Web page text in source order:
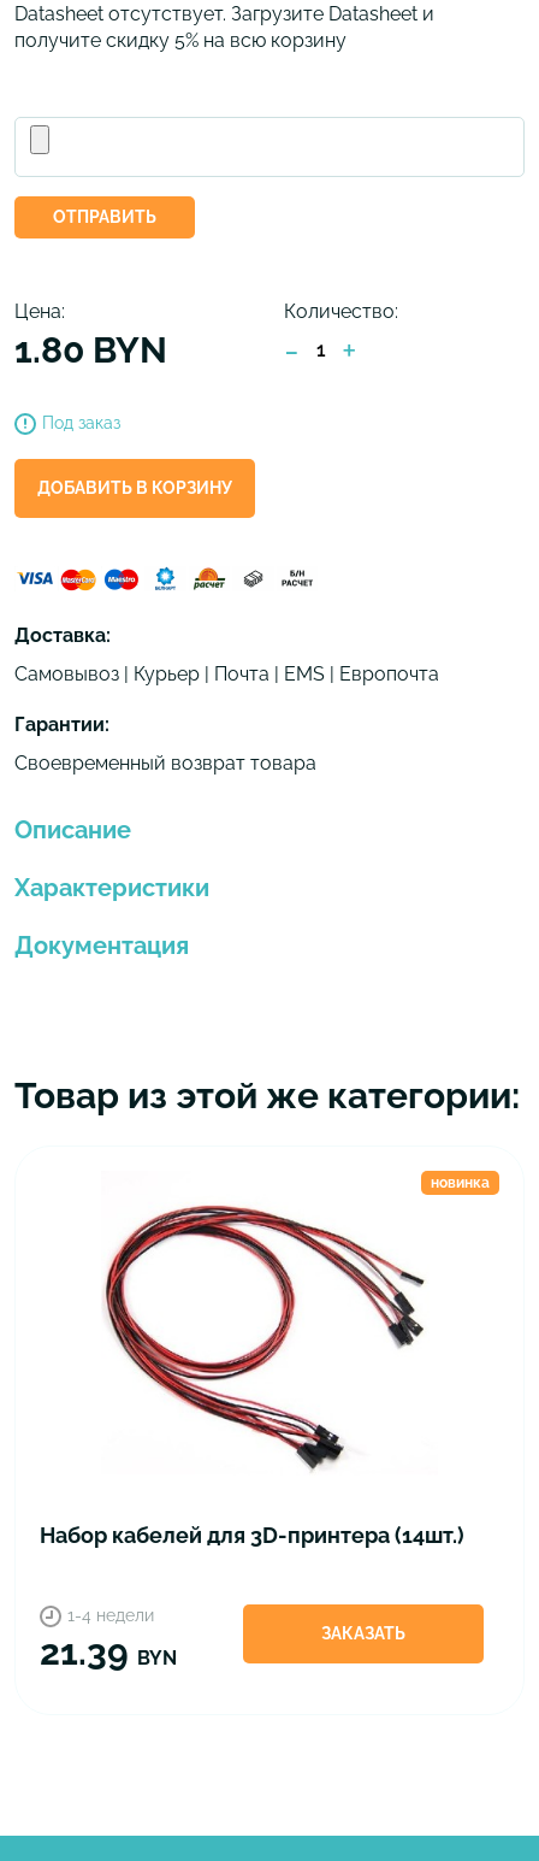
Datasheet отсутствует. Загрузите Datasheet и
получите скидку 5% на всю корзину
ОТПРАВИТЬ
Цена:
1.80 BYN
Количество:
- +
Под заказ
ДОБАВИТЬ В КОРЗИНУ
Доставка:
Самовывоз | Курьер | Почта | EMS | Европочта
Гарантии:
Своевременный возврат товара
Описание
Характеристики
Документация
Товар из этой же категории:
новинка
Набор кабелей для 3D-принтера (14шт.)
1-4 недели
21.39 BYN
ЗАКАЗАТЬ